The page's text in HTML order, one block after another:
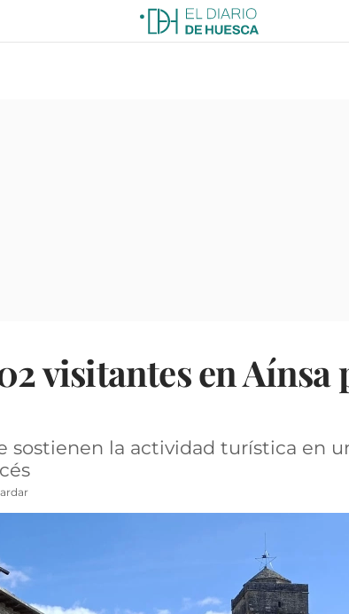
visitantes en Aínsa
sostienen la actividad turística en